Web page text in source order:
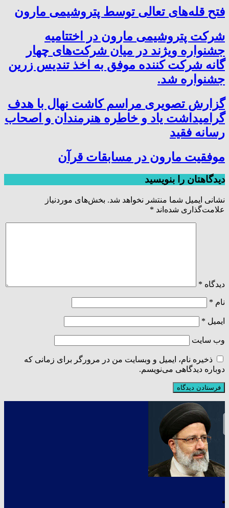
فتح‌ قله‌های تعالی توسط پتروشیمی مارون
شرکت پتروشیمی مارون در اختتامیه
جشنواره ویژند در میان شرکت‌های چهار
گانه شرکت کننده موفق به اخذ تندیس زرین
جشنواره شد.
گزارش تصویری مراسم کاشت نهال با هدف
گرامیداشت یاد و خاطره هنرمندان و اصحاب
رسانه فقید
موفقیت مارون در مسابقات قرآن
دیدگاهتان را بنویسید
نشانی ایمیل شما منتشر نخواهد شد. بخش‌های موردنیاز
علامت‌گذاری شده‌اند *
دیدگاه *
نام *
ایمیل *
وب‌ سایت
ذخیره نام، ایمیل و وبسایت من در مرورگر برای زمانی که
دوباره دیدگاهی می‌نویسم.